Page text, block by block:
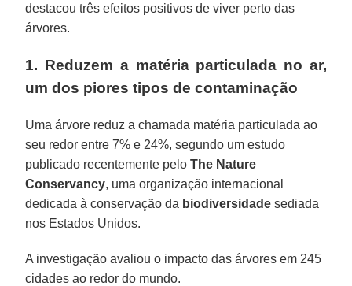
destacou três efeitos positivos de viver perto das
árvores.
1. Reduzem a matéria particulada no ar,
um dos piores tipos de contaminação
Uma árvore reduz a chamada matéria particulada ao
seu redor entre 7% e 24%, segundo um estudo
publicado recentemente peloThe Nature
Conservancy, uma organização internacional
dedicada à conservação da biodiversidade sediada
nos Estados Unidos.
A investigação avaliou o impacto das árvores em 245
cidades ao redor do mundo.